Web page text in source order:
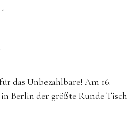
das Unbezahlbare! Am 16.
in Berlin der größte Runde Tisch